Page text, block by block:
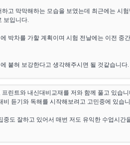
고 막막해하는 모습을 보였는데 최근에는 시
보입니다.
박차를 가할 계획이며 시험 전날에는 이전 중
붙혀 보강한다고 생각해주시면 될 것같습니다.
린트와 내신대비교재를 저와 함께 풀고 있습
듣기와 독해를 시작해보려고 고민중에 있습
도 잘하고 있어서 매번 저도 유익한 수업시간